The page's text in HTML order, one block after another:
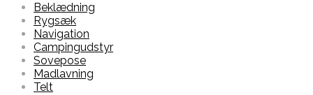
Beklædning
Rygsæk
Navigation
Campingudstyr
Sovepose
Madlavning
Telt